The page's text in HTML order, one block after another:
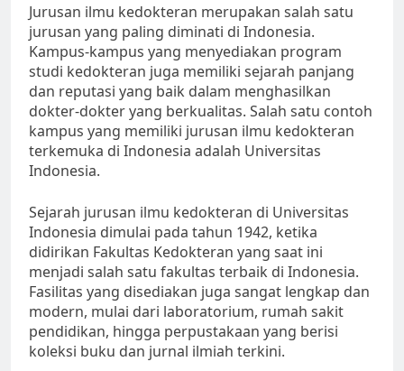
Jurusan ilmu kedokteran merupakan salah satu
jurusan yang paling diminati di Indonesia.
Kampus-kampus yang menyediakan program
studi kedokteran juga memiliki sejarah panjang
dan reputasi yang baik dalam menghasilkan
dokter-dokter yang berkualitas. Salah satu contoh
kampus yang memiliki jurusan ilmu kedokteran
terkemuka di Indonesia adalah Universitas
Indonesia.
Sejarah jurusan ilmu kedokteran di Universitas
Indonesia dimulai pada tahun 1942, ketika
didirikan Fakultas Kedokteran yang saat ini
menjadi salah satu fakultas terbaik di Indonesia.
Fasilitas yang disediakan juga sangat lengkap dan
modern, mulai dari laboratorium, rumah sakit
pendidikan, hingga perpustakaan yang berisi
koleksi buku dan jurnal ilmiah terkini.